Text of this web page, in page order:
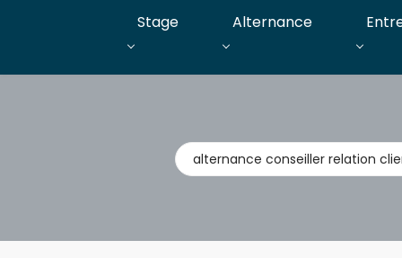
Stage Alternance
Métier,
entreprise,